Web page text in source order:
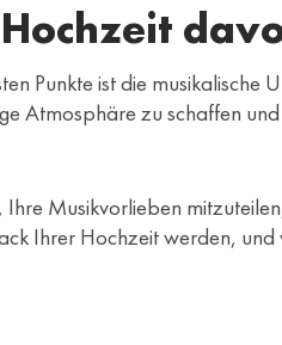
Punkte ist die musikalische
Atmosphäre zu schaffen
Musikvorlieben
Ihrer Hochzeit werden,